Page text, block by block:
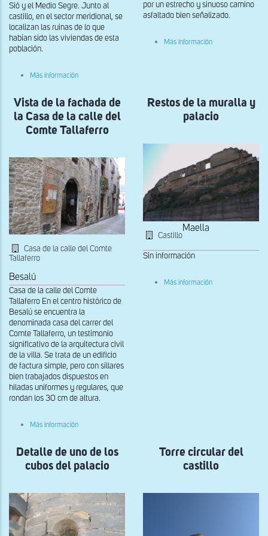
Sió y el Medio Segre. Junto al
castillo, en el sector meridional, se
localizan las ruinas de lo que
habían sido las viviendas de esta
población.
Más información
del
de
les
Sitges
por un estrecho y sinuoso camino
asfaltado bien señalizado.
Más información
Vista de la fachada de
la Casa de la calle del
Comte Tallaferro
Casa de la calle del Comte
Tallaferro
Besalú
Casa de la calle del Comte
Tallaferro En el centro histórico de
Besalú se encuentra la
denominada casa del carrer del
Comte Tallaferro, un testimonio
significativo de la arquitectura civil
de la villa. Se trata de un edificio
de factura simple, pero con sillares
bien trabajados dispuestos en
hiladas uniformes y regulares, que
rondan los 30 cm de altura.
Más información
la
de
de
la
calle
del
Comte
Restos de la muralla y
palacio
Castillo
Maella
Sin información
Más información
Detalle de uno de los
cubos del palacio
Torre circular del
castillo